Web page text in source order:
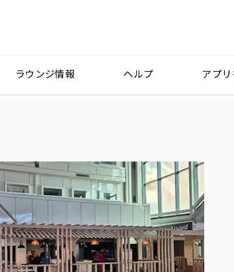
ラウンジ情報 ヘルプ アプ